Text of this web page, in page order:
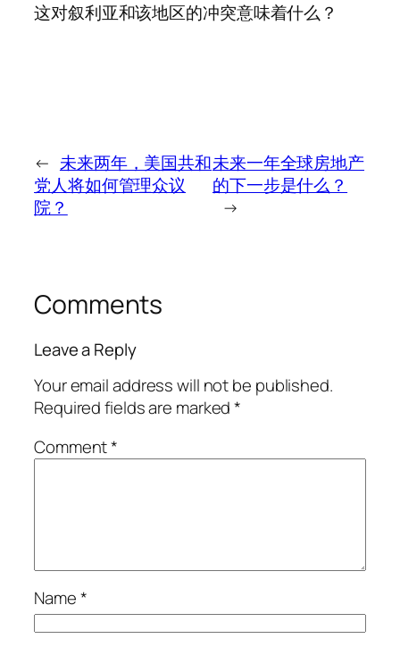
这对叙利亚和该地区的冲突意味着什么？
← 未来两年，美国共和
党人将如何管理众议
院？
未来一年全球房地产
的下一步是什么？
→
Comments
Leave a Reply
Your email address will not be published.
Required fields are marked*
Comment*
Name*